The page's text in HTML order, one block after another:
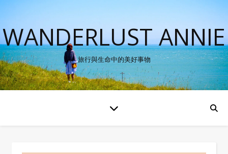
WANDERLUST ANNIE
旅行與生命中的美好事物